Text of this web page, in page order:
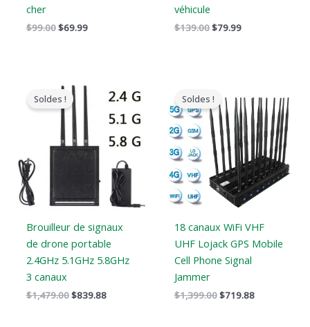
cher
$99.00$69.99
véhicule
$139.00$79.99
Soldes !
Brouilleur de signaux
de drone portable
2.4GHz 5.1GHz 5.8GHz
3 canaux
$1,479.00
prix
original
était
$1,479.00.
$839.88
prix
actuel
est
$839.88.
Soldes !
18 canaux WiFi VHF
UHF Lojack GPS Mobile
Cell Phone Signal
Jammer
$1,399.00
original
était
:
$1,399.00.
$719.88
actuel
est
:
$719.88.